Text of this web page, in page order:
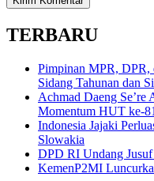
TERBARU
Pimpinan MPR, DPR,
Sidang Tahunan dan
Achmad Daeng Se’re
Momentum HUT ke-
Indonesia Jajaki
Slowakia
DPD RI Undang
KemenP2MI